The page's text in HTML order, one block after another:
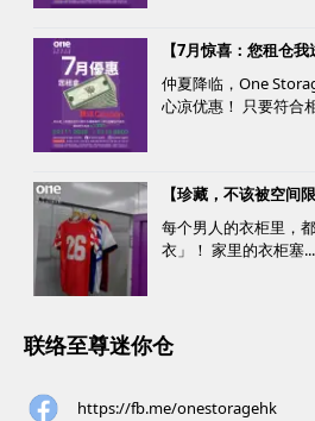
【7月惊喜：您租仓我
仲夏降临，One
心凉优惠！ 只要符合相关条件，即日起新开仓
物乐。 优惠详情...
【珍藏，不该被空间限
每个男人的衣柜里，
衣」！ 家里的衣柜塞...
联络至尊迷你仓
https://fb.me/onestoragehk